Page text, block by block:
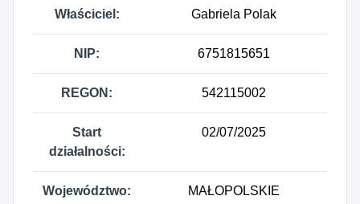
Właściciel: Gabriela Polak
NIP: 6751815651
REGON: 542115002
Start
działalności:
02/07/2025
Województwo: MAŁOPOLSKIE